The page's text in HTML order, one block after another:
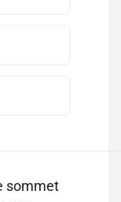
sommet